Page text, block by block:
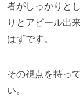
者がしっかりと
りとアピール出
はずです。
その視点を持っ
い。